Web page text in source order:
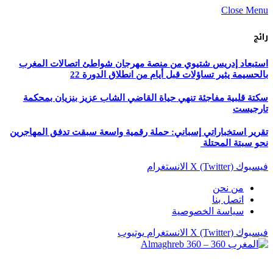
Close Menu
رائج
استبعاد إدريس شتيوي من منصة مهرجان شواطئ اتصالات المغرب
بالحسيمة يثير تساؤلات قبل أيام من انطلاق الدورة 22
سكتة قلبية مفاجئة تنهي حياة القاضي الشاب عزيز بنزيان بمحكمة
تارجيست
تقرير استخباراتي إسباني: حملة رقمية واسعة سبقت تدفق المهاجرين
نحو سبتة المحتلة
فيسبوك X (Twitter) الانستغرام
من نحن
اتصل بنا
سياسة الخصوصية
فيسبوك X (Twitter) الانستغرام يوتيوب